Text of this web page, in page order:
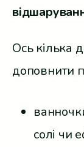
Ось кілька
доповнити
солі чи